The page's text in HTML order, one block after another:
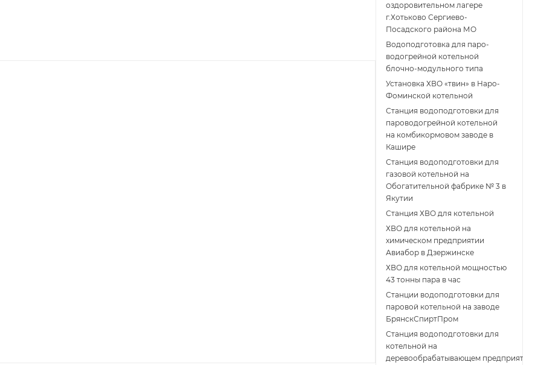
оздоровительном лагере
г.Хотьково Сергиево-
Посадского района МО
Водоподготовка для паро-
водогрейной котельной
блочно-модульного типа
Установка ХВО «твин» в Наро-
Фоминской котельной
Станция водоподготовки для
пароводогрейной котельной
на комбикормовом заводе в
Кашире
Станция водоподготовки для
газовой котельной на
Обогатительной фабрике № 3 в
Якутии
Станция ХВО для котельной
ХВО для котельной на
химическом предприятии
Авиабор в Дзержинске
ХВО для котельной мощностью
43 тонны пара в час
Станции водоподготовки для
паровой котельной на заводе
БрянскСпиртПром
Станция водоподготовки для
котельной на
деревообрабатывающем предприятии